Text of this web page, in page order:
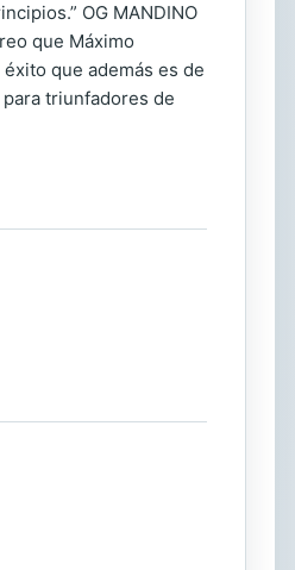
OG MANDINO
que Máximo
éxito que además es de
para triunfadores de